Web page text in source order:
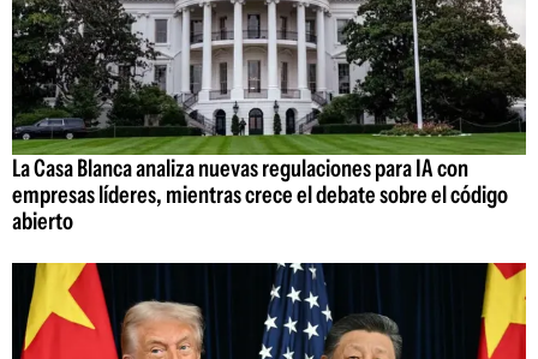
La Casa Blanca analiza nuevas regulaciones para IA con
empresas líderes, mientras crece el debate sobre el código
abierto